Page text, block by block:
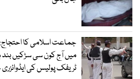
جماعت اسلامی کا
میں آج کون سی سڑکیں
ٹریفک پولیس کی